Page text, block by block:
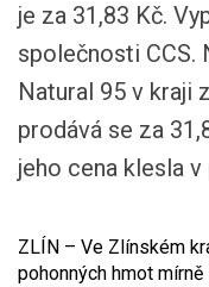
je za 31,83 Kč.
společnosti CCS.
Natural 95 v kraji
prodává se za
jeho cena klesla
ZLÍN – Ve Zlínském
pohonných hmot